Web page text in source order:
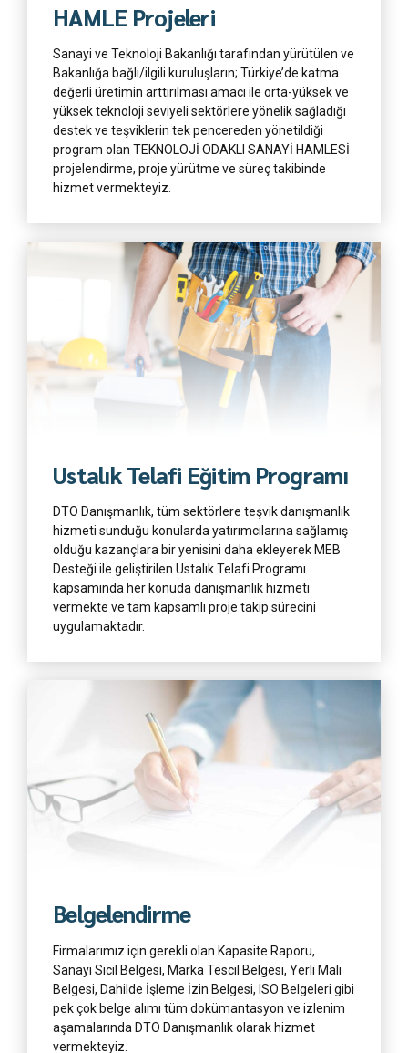
HAMLE Projeleri
Sanayi ve Teknoloji Bakanlığı tarafından yürütülen ve
Bakanlığa bağlı/ilgili kuruluşların; Türkiye’de katma
değerli üretimin arttırılması amacı ile orta-yüksek ve
yüksek teknoloji seviyeli sektörlere yönelik sağladığı
destek ve teşviklerin tek pencereden yönetildiği
program olan TEKNOLOJİ ODAKLI SANAYİ HAMLESİ
projelendirme, proje yürütme ve süreç takibinde
hizmet vermekteyiz.
Ustalık Telafi Eğitim Programı
DTO Danışmanlık, tüm sektörlere teşvik danışmanlık
hizmeti sunduğu konularda yatırımcılarına sağlamış
olduğu kazançlara bir yenisini daha ekleyerek MEB
Desteği ile geliştirilen Ustalık Telafi Programı
kapsamında her konuda danışmanlık hizmeti
vermekte ve tam kapsamlı proje takip sürecini
uygulamaktadır.
Daha Fazla
Belgelendirme
Firmalarımız için gerekli olan Kapasite Raporu,
Sanayi Sicil Belgesi, Marka Tescil Belgesi, Yerli Malı
Belgesi, Dahilde İşleme İzin Belgesi, ISO Belgeleri gibi
pek çok belge alımı tüm dokümantasyon ve izlenim
aşamalarında DTO Danışmanlık olarak hizmet
vermekteyiz.